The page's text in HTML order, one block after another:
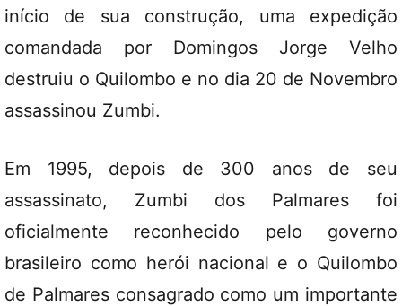
início de sua construção, uma expedição
comandada por Domingos Jorge Velho
destruiu o Quilombo e no dia 20 de Novembro
assassinou Zumbi.
Em 1995, depois de 300 anos de seu
assassinato, Zumbi dos Palmares foi
oficialmente reconhecido pelo governo
brasileiro como herói nacional e o Quilombo
de Palmares consagrado como um importante